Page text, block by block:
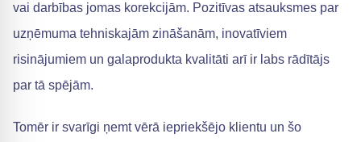
vai darbības jomas korekcijām. Pozitīvas atsauksmes par
uzņēmuma tehniskajām zināšanām, inovatīviem
risinājumiem un galaprodukta kvalitāti arī ir labs rādītājs
par tā spējām.
Tomēr ir svarīgi ņemt vērā iepriekšējo klientu un šo